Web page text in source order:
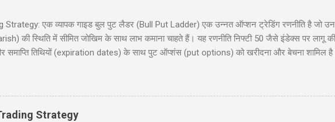
एक व्यापक गाइड बुल पुट लैडर (Bull Put Ladder) एक उन्नत ऑप्शन ट्रेडिंग रणनीति है जो उन
की स्थिति में सीमित जोखिम के साथ लाभ कमाना चाहते हैं। यह रणनीति निफ्टी 50 जैसे इंडेक्स पर लागू
समाप्ति तिथियों (expiration dates) के साथ पुट ऑप्शंस (put options) को खरीदना और बेचना शामिल
पर ट्रेडिंग में रुचि रखते हैं। हमारा उद्देश्य आपको इस रणनीति को समझने और लागू करने में मदद करना है ताकि
2. बुल पुट लैडर क्या है? (What is Bull Put Ladder?) 3. रणनीति का निर...
Strategy